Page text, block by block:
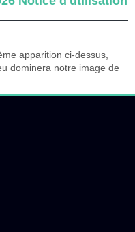
apparition ci-dessus,
dominera notre image de